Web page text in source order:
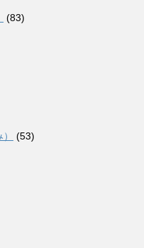
(83)
(53)